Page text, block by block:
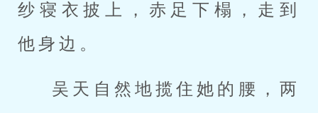
纱寝衣披上，赤足下榻，走到
他身边。
吴天自然地揽住她的腰，两